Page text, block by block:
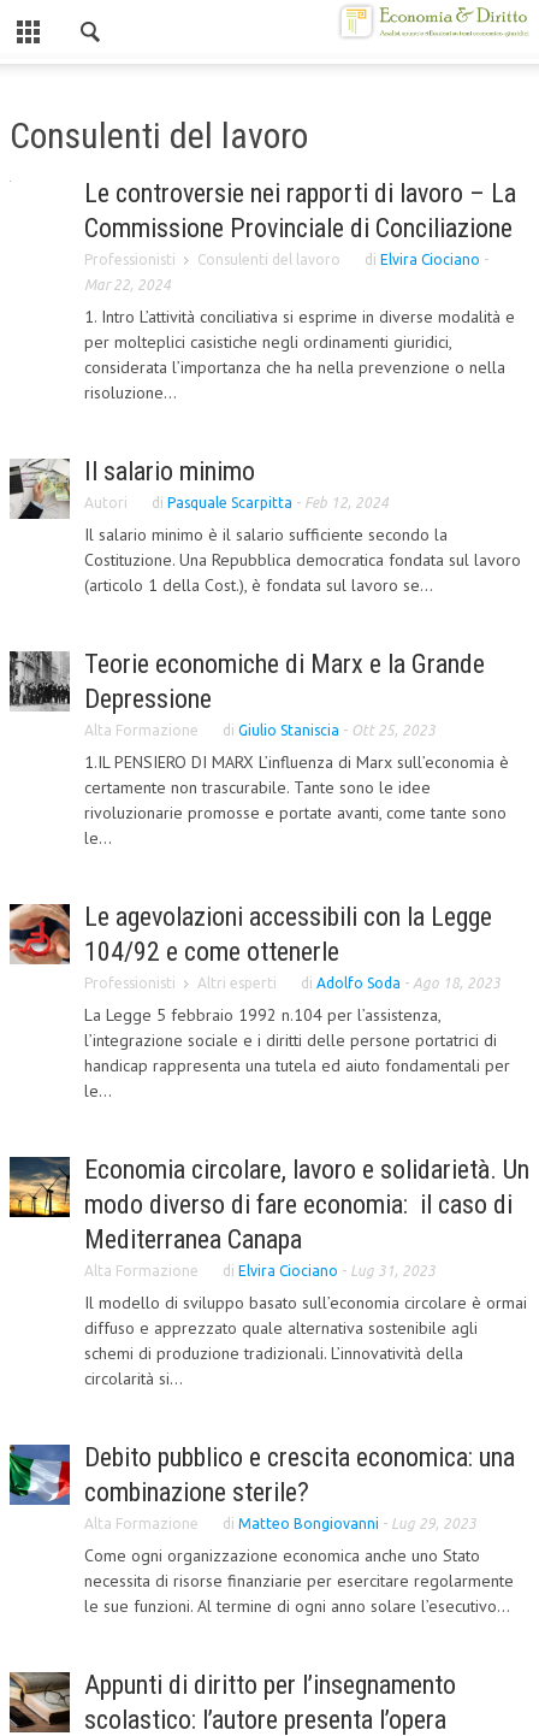
CHI SIAMO
MISSION
ATTO COSTITUTIVO E STATUTO
ORGANIZZAZIONE
DIREZIONE SCIENTIFICA
ALTA FORMAZIONE
DIVENTA SOCIO
BROCHURE CE.S.E.D.
LA RIVISTA
LA RIVISTA
REDAZIONE
PEER REVIEW
CODICE ETICO
ECONOMIA
CORPORATE SOCIAL RESPONSIBILITY
INTERNAZIONALIZZAZIONE
HUMAN RESOURCES
RISORSE UMANE
TREASURY IN FINANCIAL SERVICES
RISK MANAGEMENT
SVILUPPO SOSTENIBILE
PERSONA E CITTÀ
DIRITTO
Consulenti del lavoro
Le controversie nei rapporti di lavoro – La
Commissione Provinciale di Conciliazione
Professionisti Consulenti del lavoro di Elvira Ciociano -
Mar 22, 2024
1. Intro L’attività conciliativa si esprime in diverse modalità e
per molteplici casistiche negli ordinamenti giuridici,
considerata l’importanza che ha nella prevenzione o nella
risoluzione...
Il salario minimo
Autori di Pasquale Scarpitta - Feb 12, 2024
Il salario minimo è il salario sufficiente secondo la
Costituzione. Una Repubblica democratica fondata sul lavoro
(articolo 1 della Cost.), è fondata sul lavoro se...
Teorie economiche di Marx e la Grande
Depressione
Alta Formazione di Giulio Staniscia - Ott 25, 2023
1.IL PENSIERO DI MARX L’influenza di Marx sull’economia è
certamente non trascurabile. Tante sono le idee
rivoluzionarie promosse e portate avanti, come tante sono
le...
Le agevolazioni accessibili con la Legge
104/92 e come ottenerle
Professionisti Altri esperti di Adolfo Soda - Ago 18, 2023
La Legge 5 febbraio 1992 n.104 per l’assistenza,
l’integrazione sociale e i diritti delle persone portatrici di
handicap rappresenta una tutela ed aiuto fondamentali per
le...
Economia circolare, lavoro e solidarietà. Un
modo diverso di fare economia: il caso di
Mediterranea Canapa
Alta Formazione di Elvira Ciociano - Lug 31, 2023
Il modello di sviluppo basato sull’economia circolare è ormai
diffuso e apprezzato quale alternativa sostenibile agli
schemi di produzione tradizionali. L’innovatività della
circolarità si...
Debito pubblico e crescita economica: una
combinazione sterile?
Alta Formazione di Matteo Bongiovanni - Lug 29, 2023
Come ogni organizzazione economica anche uno Stato
necessita di risorse finanziarie per esercitare regolarmente
le sue funzioni. Al termine di ogni anno solare l’esecutivo...
Appunti di diritto per l’insegnamento
scolastico: l’autore presenta l’opera